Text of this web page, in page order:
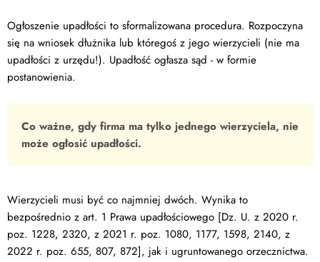
Ogłoszenie upadłości to sformalizowana procedura. Rozpoczyna
się na wniosek dłużnika lub któregoś z jego wierzycieli (nie ma
upadłości z urzędu!). Upadłość ogłasza sąd - w formie
postanowienia.
Co ważne, gdy firma ma tylko jednego wierzyciela, nie
może ogłosić upadłości.
Wierzycieli musi być co najmniej dwóch. Wynika to
bezpośrednio z art. 1 Prawa upadłościowego [Dz. U. z 2020 r.
poz. 1228, 2320, z 2021 r. poz. 1080, 1177, 1598, 2140, z
2022 r. poz. 655, 807, 872], jak i ugruntowanego orzecznictwa.